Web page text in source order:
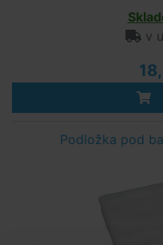
v
Podložka pod